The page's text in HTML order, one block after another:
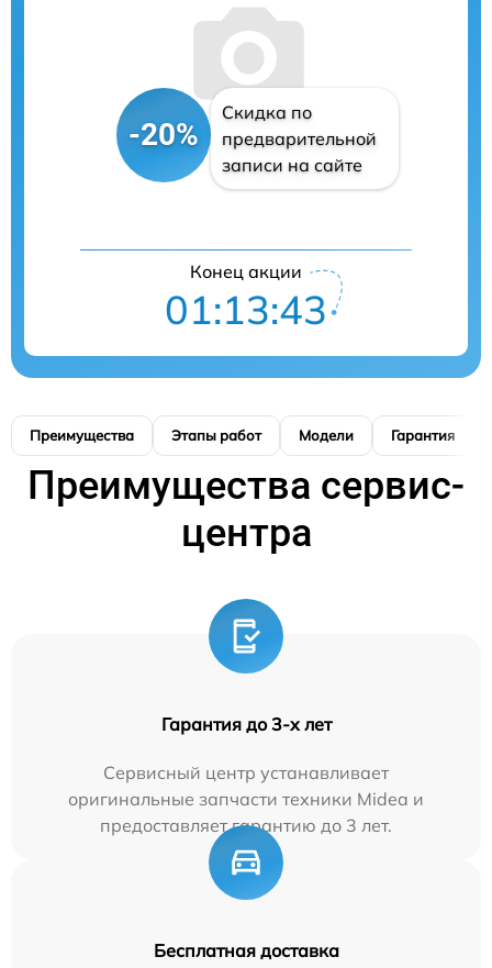
-20%
Скидка по
предварительной
записи на сайте
Конец акции
01:13:42
Преимущества Этапы работ Модели Гарантия
Преимущества сервис-
центра
Гарантия до 3-х лет
Сервисный центр устанавливает
оригинальные запчасти техники Midea и
предоставляет гарантию до 3 лет.
Бесплатная доставка